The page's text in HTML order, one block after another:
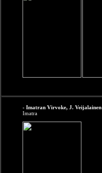
- Imatran Virvoke, J. Veijalainen
Imatra